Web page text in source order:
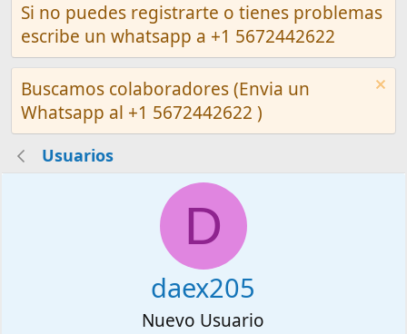
Si no puedes registrarte o tienes problemas
escribe un whatsapp a +1 5672442622
Buscamos colaboradores (Envia un
Whatsapp al +1 5672442622 )
Usuarios
D
daex205
Nuevo Usuario